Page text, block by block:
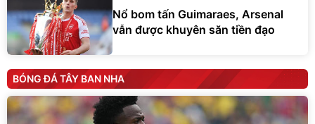
Nổ bom tấn Guimaraes, Arsenal
vẫn được khuyên săn tiền đạo
BÓNG ĐÁ TÂY BAN NHA